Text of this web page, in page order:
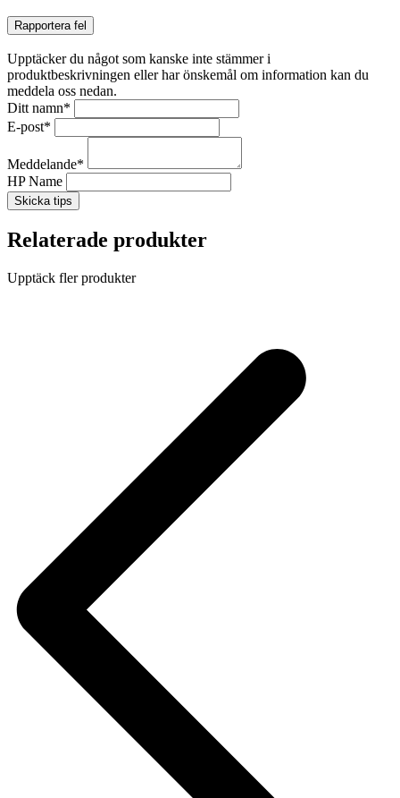
Rapportera fel
Upptäcker du något som kanske inte stämmer i
produktbeskrivningen eller har önskemål om information kan du
meddela oss nedan.
Ditt namn*
E-post*
Meddelande*
HP Name
Skicka tips
Relaterade produkter
Upptäck fler produkter